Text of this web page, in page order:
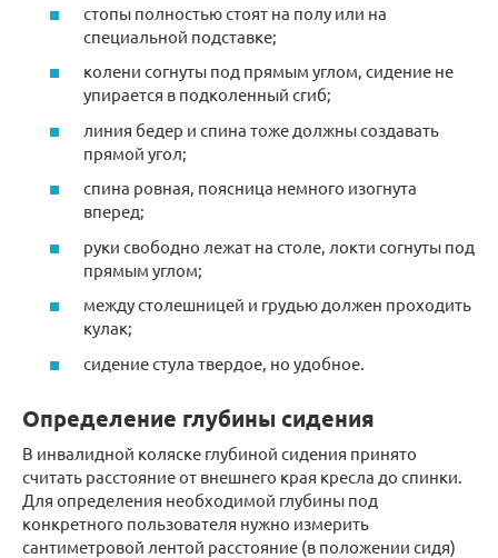
стопы полностью стоят на полу или на
специальной подставке;
колени согнуты под прямым углом, сидение не
упирается в подколенный сгиб;
линия бедер и спина тоже должны создавать
прямой угол;
спина ровная, поясница немного изогнута
вперед;
руки свободно лежат на столе, локти согнуты под
прямым углом;
между столешницей и грудью должен проходить
кулак;
сидение стула твердое, но удобное.
Определение глубины сидения
В инвалидной коляске глубиной сидения принято
считать расстояние от внешнего края кресла до спинки.
Для определения необходимой глубины под
конкретного пользователя нужно измерить
сантиметровой лентой расстояние (в положении сидя)